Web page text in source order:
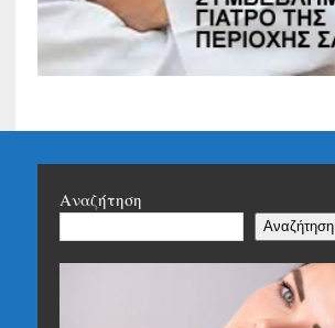
Αναζήτηση
Αναζήτηση